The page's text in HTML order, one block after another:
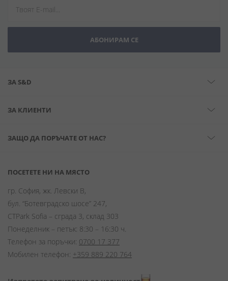
АБОНИРАМ СЕ
ЗА S&D
ЗА КЛИЕНТИ
ЗАЩО ДА ПОРЪЧАТЕ ОТ НАС?
ПОСЕТЕТЕ НИ НА МЯСТО
гр. София, жк. Левски В,
бул. “Ботевградско шосе” 247,
CTPark Sofia – сграда 3, склад 303
Понеделник – петък: 8:30 – 16:30 ч.
Телефон за поръчки: 0700 17 377
Мобилен телефон: +359 889 220 764